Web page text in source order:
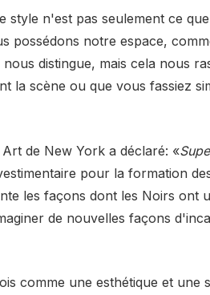
style n'est pas seulement ce
possédons notre espace,
distingue, mais cela nous
la scène ou que vous fassiez
de New York a déclaré: «
pour la formation
les façons dont les Noirs ont
de nouvelles façons
comme une esthétique et une